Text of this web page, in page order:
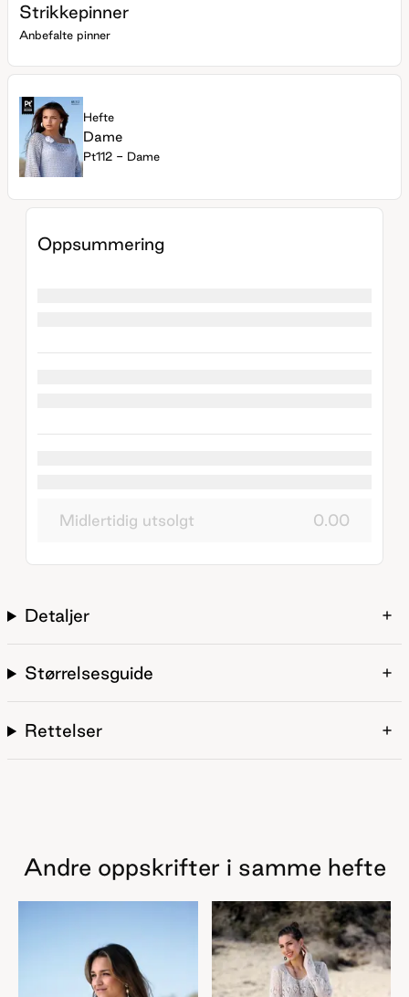
Strikkepinner
Anbefalte pinner
Hefte
Dame
Pt112 - Dame
Oppsummering
Midlertidig utsolgt 0.00
Detaljer
Størrelsesguide
Rettelser
Andre oppskrifter i samme hefte